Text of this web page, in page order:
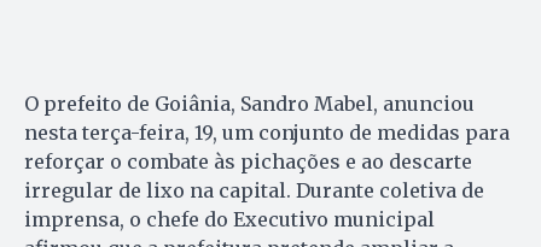
O prefeito de Goiânia, Sandro Mabel, anunciou
nesta terça-feira, 19, um conjunto de medidas para
reforçar o combate às pichações e ao descarte
irregular de lixo na capital. Durante coletiva de
imprensa, o chefe do Executivo municipal